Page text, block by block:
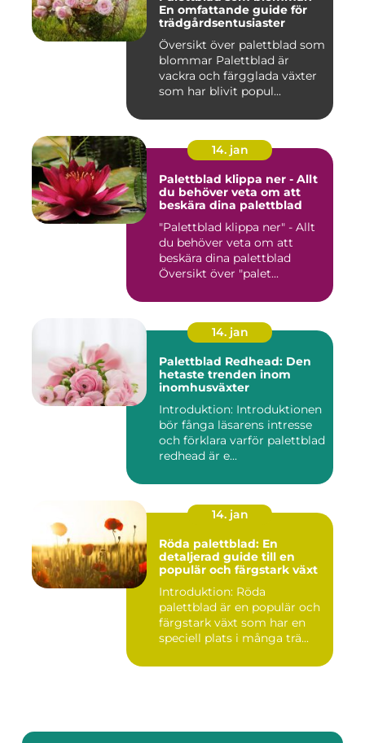
En omfattande guide för
trädgårdsentusiaster
Översikt över palettblad som
blommar Palettblad är
vackra och färgglada växter
som har blivit popul...
14. jan
Palettblad klippa ner - Allt
du behöver veta om att
beskära dina palettblad
"Palettblad klippa ner" - Allt
du behöver veta om att
beskära dina palettblad
Översikt över "palet...
14. jan
Palettblad Redhead: Den
hetaste trenden inom
inomhusväxter
Introduktion: Introduktionen
bör fånga läsarens intresse
och förklara varför palettblad
redhead är e...
14. jan
Röda palettblad: En
detaljerad guide till en
populär och färgstark växt
Introduktion: Röda
palettblad är en populär och
färgstark växt som har en
speciell plats i många trä...